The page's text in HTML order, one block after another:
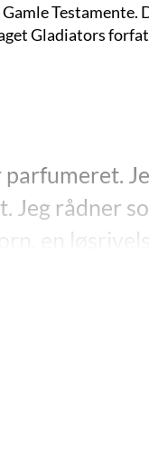
Testamente.
Gladiators
parfumeret.
Jeg rådner
en